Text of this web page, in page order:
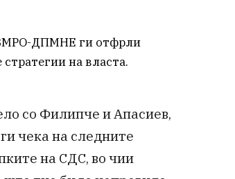
ВМРО-ДПМНЕ ги отфрли
на власта.
со Филипче и Апасиев,
чека на следните
на СДС, во чии